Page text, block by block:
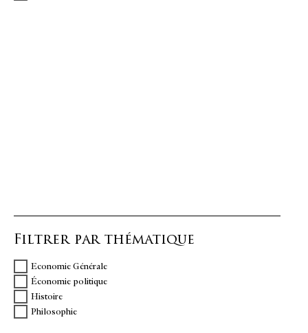
Filtrer par thématique
Economie Générale
Économie politique
Histoire
Philosophie